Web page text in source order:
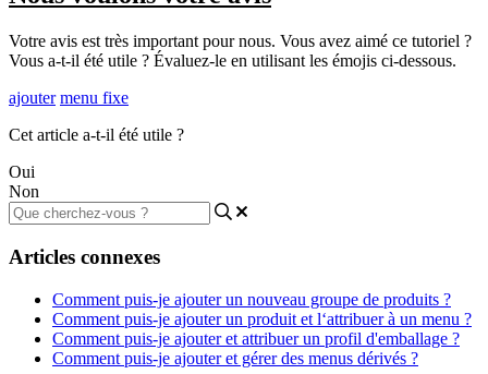
Votre avis est très important pour nous. Vous avez aimé ce tutoriel ?
Vous a-t-il été utile ? Évaluez-le en utilisant les émojis ci-dessous.
ajouter menu fixe
Cet article a-t-il été utile ?
Oui
Non
Articles connexes
Comment puis-je ajouter un nouveau groupe de produits ?
Comment puis-je ajouter un produit et l‘attribuer à un menu ?
Comment puis-je ajouter et attribuer un profil d'emballage ?
Comment puis-je ajouter et gérer des menus dérivés ?